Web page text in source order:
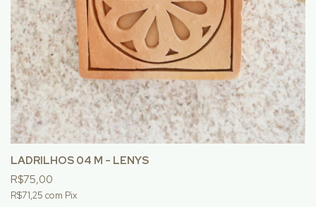
LADRILHOS 04 M - LENYS
R$75,00
R$71,25 com Pix